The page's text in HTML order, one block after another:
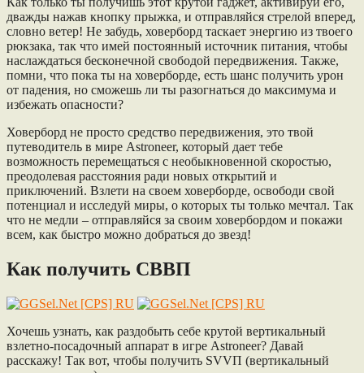
дважды нажав кнопку прыжка, и отправляйся стрелой вперед,
словно ветер! Не забудь, ховерборд таскает энергию из твоего
рюкзака, так что имей постоянный источник питания, чтобы
наслаждаться бесконечной свободой передвижения. Также,
помни, что пока ты на ховерборде, есть шанс получить урон
от падения, но сможешь ли ты разогнаться до максимума и
избежать опасности?
Ховерборд не просто средство передвижения, это твой
путеводитель в мире Astroneer, который дает тебе
возможность перемещаться с необыкновенной скоростью,
преодолевая расстояния ради новых открытий и
приключений. Взлети на своем ховерборде, освободи свой
потенциал и исследуй миры, о которых ты только мечтал. Так
что не медли – отправляйся за своим ховербордом и покажи
всем, как быстро можно добраться до звезд!
Как получить СВВП
Хочешь узнать, как раздобыть себе крутой вертикальный
взлетно-посадочный аппарат в игре Astroneer? Давай
расскажу! Так вот, чтобы получить SVVП (вертикальный